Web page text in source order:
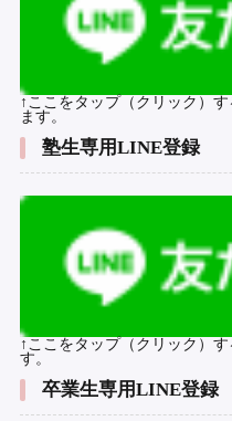
↑ここをタップ（クリック）
ます。
塾生専用LINE登録
↑ここをタップ（クリック）
す。
卒業生専用LINE登録